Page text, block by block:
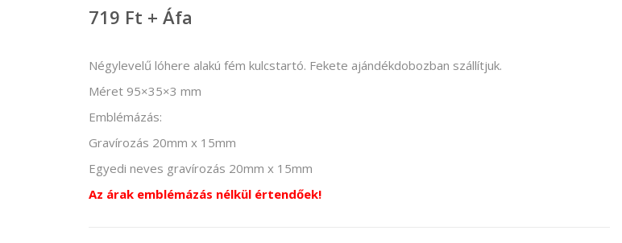
719 Ft + Áfa
Négylevelű lóhere alakú fém kulcstartó. Fekete ajándékdobozban szállítjuk.
Méret 95×35×3 mm
Emblémázás:
Gravírozás 20mm x 15mm
Egyedi neves gravírozás 20mm x 15mm
Az árak emblémázás nélkül értendőek!